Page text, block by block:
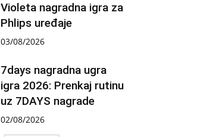
Violeta nagradna igra za
Phlips uređaje
03/08/2026
7days nagradna ugra
igra 2026: Prenkaj rutinu
uz 7DAYS nagrade
02/08/2026